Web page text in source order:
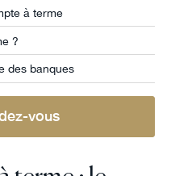
à terme
?
des banques
vous